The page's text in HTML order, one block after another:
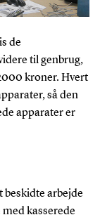
de
til genbrug,
kroner. Hvert
så den
apparater er
beskidte arbejde
kasserede